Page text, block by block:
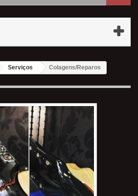
Serviços Colagens/Reparos